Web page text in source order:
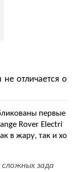
не отличается о
первые
Rover Electri
в жару, так и хо
зада